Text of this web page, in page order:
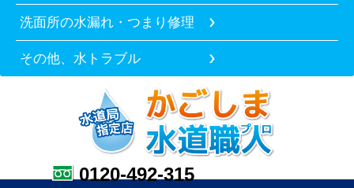
洗面所の水漏れ・つまり修理
その他、水トラブル
0120-492-315